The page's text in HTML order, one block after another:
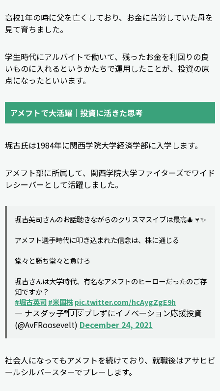
高校1年の時に父を亡くしており、お金に苦労していた母を
見て育ちました。
学生時代にアルバイトで働いて、残ったお金を利回りの良
いものに入れるというかたちで運用したことが、投資の原
点になったといいます。
アメフトで大活躍｜投資に活きた思考
堀古氏は1984年に関西学院大学経済学部に入学します。
アメフト部に所属して、関西学院大学ファイターズでワイド
レシーバーとして活躍しました。
堀古英司さんのお話聴きながらのクリスマスイブは最高🎄🍷✨
アメフト選手時代に叩き込まれた信念は、株に通じる
堂々と勝ち堂々と負けろ
堀古さんは大学時代、有名なアメフトのヒーローだったのご存
知ですか？
#堀古英司#米国株pic.twitter.com/hcAygZgE9h
— ナスダッ子®️🇺🇸ブレずにイノベーション応援投資
(@AvFRoosevelt) December 24, 2021
社会人になってもアメフトを続けており、就職後はアサヒビ
ールシルバースターでプレーします。